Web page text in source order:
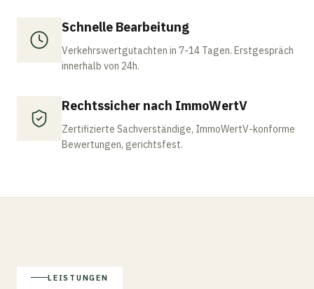
Schnelle Bearbeitung
Verkehrswertgutachten in 7-14 Tagen. Erstgespräch
innerhalb von 24h.
Rechtssicher nach ImmoWertV
Zertifizierte Sachverständige, ImmoWertV-konforme
Bewertungen, gerichtsfest.
LEISTUNGEN